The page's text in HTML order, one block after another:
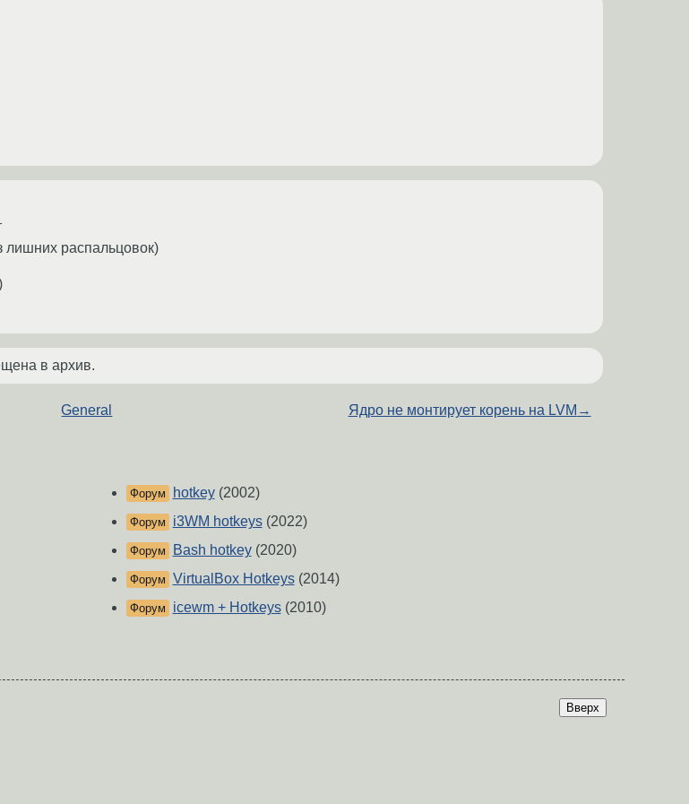
лишних распальцовок)
в архив.
General Ядро не монтирует корень на LVM →
Форум hotkey(2002)
Форум i3WM hotkeys(2022)
Форум Bash hotkey(2020)
Форум VirtualBox Hotkeys(2014)
Форум icewm + Hotkeys(2010)
Вверх